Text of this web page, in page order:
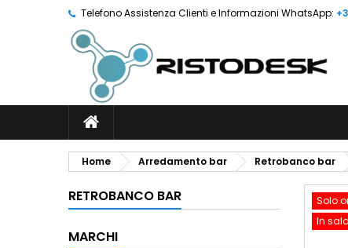
Telefono Assistenza Clienti e Informazioni WhatsApp:
Home Arredamento bar Retrobanco bar
RETROBANCO BAR
MARCHI
Solo
In